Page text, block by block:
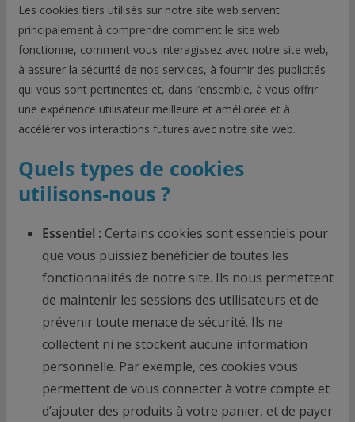
Les cookies tiers utilisés sur notre site web servent
principalement à comprendre comment le site web
fonctionne, comment vous interagissez avec notre site web,
à assurer la sécurité de nos services, à fournir des publicités
qui vous sont pertinentes et, dans l’ensemble, à vous offrir
une expérience utilisateur meilleure et améliorée et à
accélérer vos interactions futures avec notre site web.
Quels types de cookies
utilisons-nous ?
Essentiel :Certains cookies sont essentiels pour
que vous puissiez bénéficier de toutes les
fonctionnalités de notre site. Ils nous permettent
de maintenir les sessions des utilisateurs et de
prévenir toute menace de sécurité. Ils ne
collectent ni ne stockent aucune information
personnelle. Par exemple, ces cookies vous
permettent de vous connecter à votre compte et
d’ajouter des produits à votre panier, et de payer